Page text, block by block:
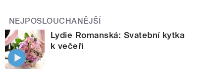
NEJPOSLOUCHANĚJŠÍ
Lydie Romanská: Svatební kytka
k večeři